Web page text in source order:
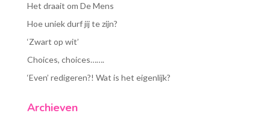
Het draait om De Mens
Hoe uniek durf jij te zijn?
‘Zwart op wit’
Choices, choices…….
‘Even’ redigeren?! Wat is het eigenlijk?
Archieven